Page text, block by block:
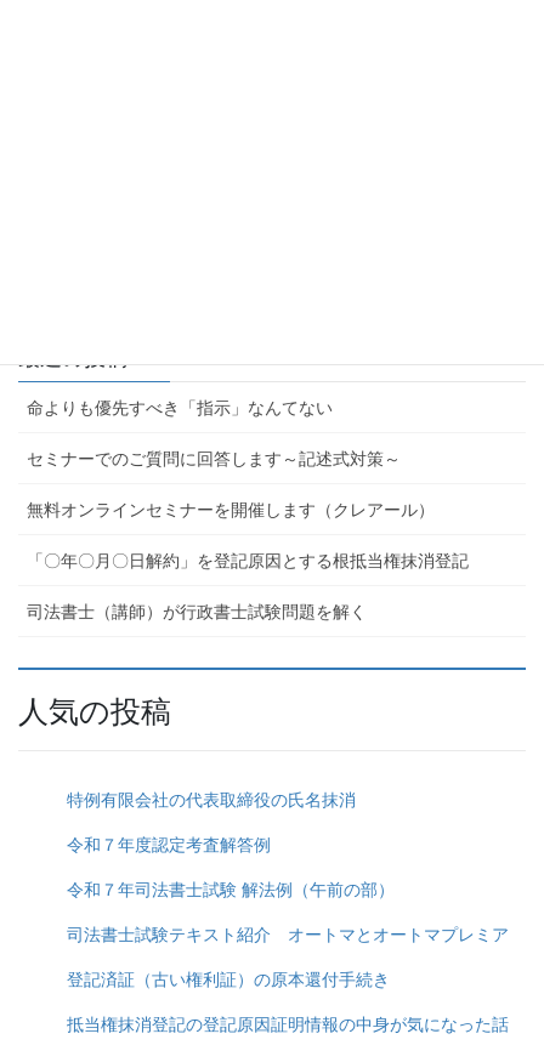
最近の投稿
命よりも優先すべき「指示」なんてない
セミナーでのご質問に回答します～記述式対策～
無料オンラインセミナーを開催します（クレアール）
「〇年〇月〇日解約」を登記原因とする根抵当権抹消登記
司法書士（講師）が行政書士試験問題を解く
人気の投稿
特例有限会社の代表取締役の氏名抹消
令和７年度認定考査解答例
令和７年司法書士試験 解法例（午前の部）
司法書士試験テキスト紹介 オートマとオートマプレミア
登記済証（古い権利証）の原本還付手続き
抵当権抹消登記の登記原因証明情報の中身が気になった話